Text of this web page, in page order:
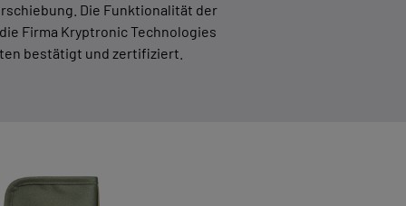
Die Funktionalität der
Firma Kryptronic Technologies
bestätigt und zertifiziert.